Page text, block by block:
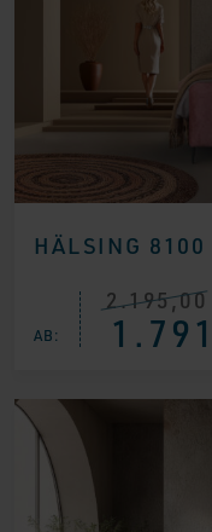
HÄLSING 8100
AB:
2.195,00
Ursprünglicher
Preis
war:
Aktueller
Preis
ist: